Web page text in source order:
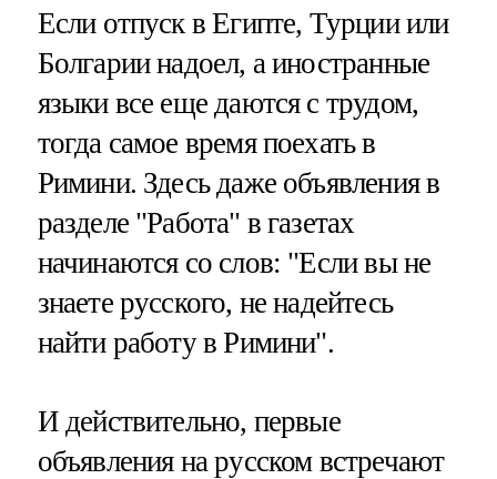
Если отпуск в Египте, Турции или
Болгарии надоел, а иностранные
языки все еще даются с трудом,
тогда самое время поехать в
Римини. Здесь даже объявления в
разделе "Работа" в газетах
начинаются со слов: "Если вы не
знаете русского, не надейтесь
найти работу в Римини".
И действительно, первые
объявления на русском встречают